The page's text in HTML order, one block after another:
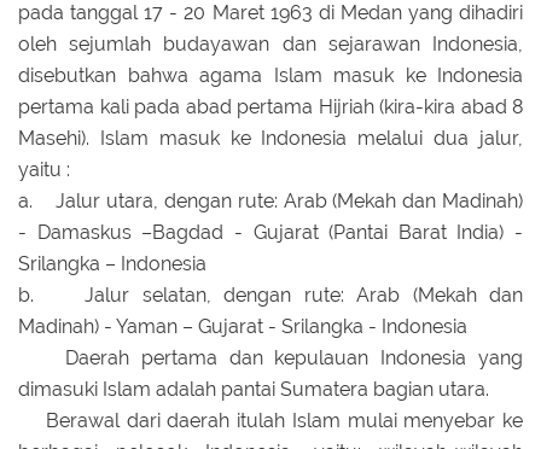
pada tanggal 17 - 20 Maret 1963 di Medan yang dihadiri
oleh sejumlah budayawan dan sejarawan Indonesia,
disebutkan bahwa agama Islam masuk ke Indonesia
pertama kali pada abad pertama Hijriah (kira-kira abad 8
Masehi). Islam masuk ke Indonesia melalui dua jalur,
yaitu :
a. Jalur utara, dengan rute: Arab (Mekah dan Madinah)
- Damaskus –Bagdad - Gujarat (Pantai Barat India) -
Srilangka – Indonesia
b. Jalur selatan, dengan rute: Arab (Mekah dan
Madinah) - Yaman – Gujarat - Srilangka - Indonesia
Daerah pertama dan kepulauan Indonesia yang
dimasuki Islam adalah pantai Sumatera bagian utara.
Berawal dari daerah itulah Islam mulai menyebar ke